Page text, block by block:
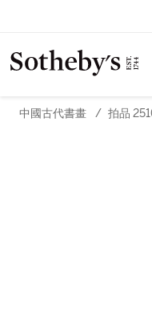
中國古代書畫 / 拍品